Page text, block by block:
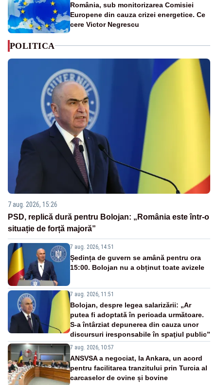
România, sub monitorizarea Comisiei
Europene din cauza crizei energetice. Ce
cere Victor Negrescu
POLITICA
7 aug. 2026, 15:26
PSD, replică dură pentru Bolojan: „România este într-o
situație de forță majoră”
7 aug. 2026, 14:51
Ședința de guvern se amână pentru ora
15:00. Bolojan nu a obținut toate avizele
7 aug. 2026, 11:51
Bolojan, despre legea salarizării: „Ar
putea fi adoptată în perioada următoare.
S-a întârziat depunerea din cauza unor
discursuri iresponsabile în spaţiul public”
7 aug. 2026, 10:57
ANSVSA a negociat, la Ankara, un acord
pentru facilitarea tranzitului prin Turcia al
carcaselor de ovine și bovine